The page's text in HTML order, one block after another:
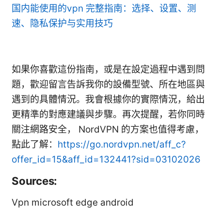
国内能使用的vpn 完整指南：选择、设置、测
速、隐私保护与实用技巧
如果你喜歡這份指南，或是在設定過程中遇到問
題，歡迎留言告訴我你的設備型號、所在地區與
遇到的具體情況。我會根據你的實際情況，給出
更精準的對應建議與步驟。再次提醒，若你同時
關注網路安全， NordVPN 的方案也值得考慮，
點此了解： https://go.nordvpn.net/aff_c?
offer_id=15&aff_id=132441?sid=03102026
Sources:
Vpn microsoft edge android